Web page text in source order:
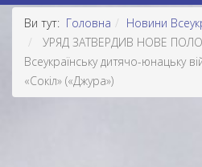
Ви тут: Головна
Новини
УРЯД ЗАТВЕРДИВ НОВЕ
Всеукраїнську дитячо-юнацьку
«Сокіл» («Джура»)